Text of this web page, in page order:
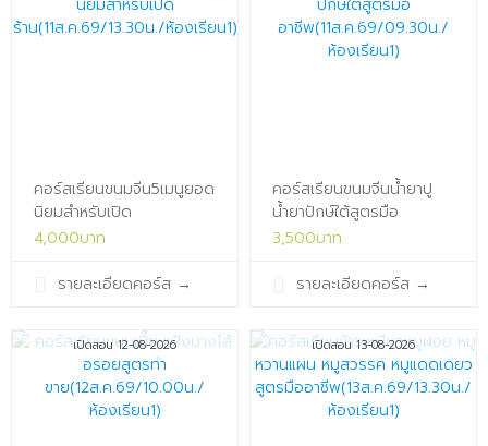
คอร์สเรียนขนมจีน5เมนูยอด
นิยมสำหรับเปิด
ร้าน(11ส.ค.69/13.30น./
4,000บาท
รายละเอียดคอร์ส →
คอร์สเรียนขนมจีนน้ำยาปู
น้ำยาปักษ์ใต้สูตรมือ
อาชีพ(11ส.ค.69/09.30น./
3,500บาท
รายละเอียดคอร์ส →
เปิดสอน 12-08-2026 เปิดสอน 13-08-2026